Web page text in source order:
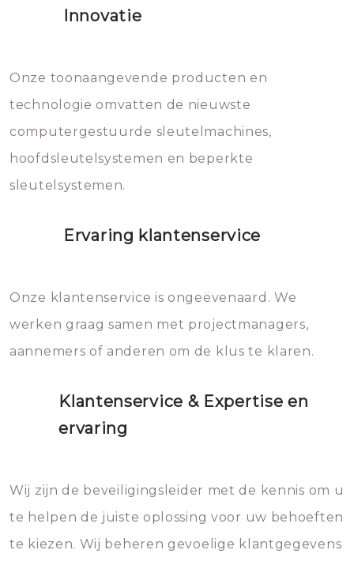
geheel vervangen moet worden.
mee, die u gemakkelijk kunt
vermijden.
Innovatie
Onze toonaangevende producten en
technologie omvatten de nieuwste
computergestuurde sleutelmachines,
hoofdsleutelsystemen en beperkte
sleutelsystemen.
Ervaring klantenservice
Onze klantenservice is ongeëvenaard. We
werken graag samen met projectmanagers,
aannemers of anderen om de klus te klaren.
Klantenservice & Expertise en
ervaring
Wij zijn de beveiligingsleider met de kennis om u
te helpen de juiste oplossing voor uw behoeften
te kiezen. Wij beheren gevoelige klantgegevens